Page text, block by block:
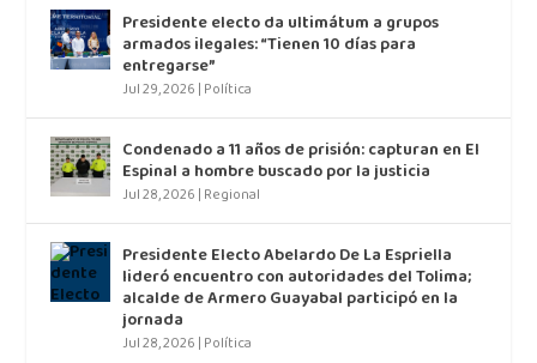
Presidente electo da ultimátum a grupos
armados ilegales: “Tienen 10 días para
entregarse”
Jul 29, 2026 | Política
Condenado a 11 años de prisión: capturan en El
Espinal a hombre buscado por la justicia
Jul 28, 2026 | Regional
Presidente Electo Abelardo De La Espriella
lideró encuentro con autoridades del Tolima;
alcalde de Armero Guayabal participó en la
jornada
Jul 28, 2026 | Política